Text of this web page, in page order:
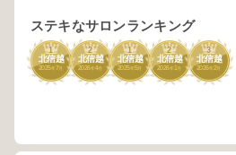
ステキなサロンランキング
1
北信越
2025年 7
2
北信越
2026年 4月
1
北信越
2025年 5月
2
北信越
2026年 1
3
北信越
2026年 2月